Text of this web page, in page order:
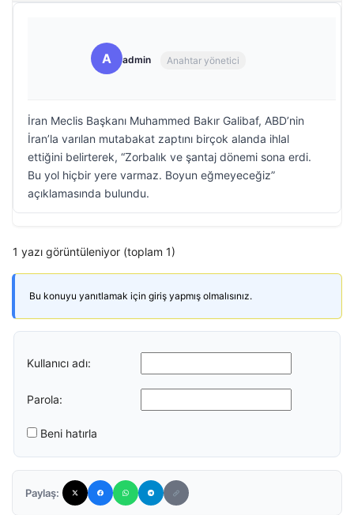
A admin Anahtar yönetici
İran Meclis Başkanı Muhammed Bakır Galibaf, ABD’nin
İran’la varılan mutabakat zaptını birçok alanda ihlal
ettiğini belirterek, “Zorbalık ve şantaj dönemi sona erdi.
Bu yol hiçbir yere varmaz. Boyun eğmeyeceğiz”
açıklamasında bulundu.
1 yazı görüntüleniyor (toplam 1)
Bu konuyu yanıtlamak için giriş yapmış olmalısınız.
Kullanıcı adı:
Parola:
Beni hatırla
Paylaş: